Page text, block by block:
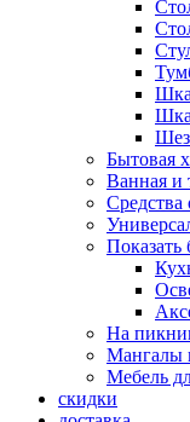
Бытовая
Ванная и
Средства
Показать
На
Мангалы
Мебель
скидки